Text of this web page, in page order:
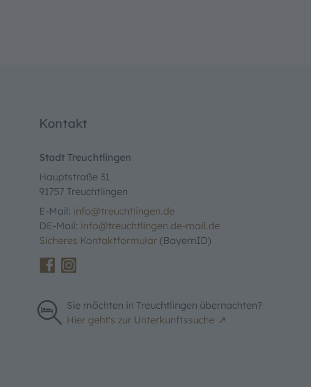
Kontakt
Stadt Treuchtlingen
Hauptstraße 31
91757 Treuchtlingen
E-Mail: info@treuchtlingen.de
DE-Mail: info@treuchtlingen.de-mail.de
Sicheres Kontaktformular (BayernID)
Sie möchten in Treuchtlingen übernachten?
Hier geht's zur Unterkunftssuche